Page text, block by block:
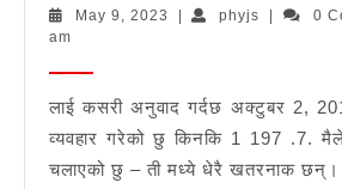
कम
कम:
ठुलोले
May 9, 2023 May
phyjs phyjs 0
am
लाई कसरी अनुवाद गर्दछ अक्टुबर 2,
व्यवहार गरेको छु किनकि 1 197 .7.
चलाएको छु – ती मध्ये धेरै खतरनाक छन्।